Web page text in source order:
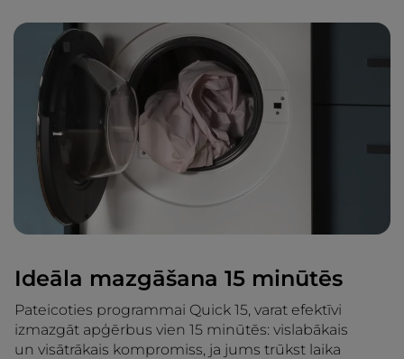
Ideāla mazgāšana 15 minūtēs
Pateicoties programmai Quick 15, varat efektīvi
izmazgāt apģērbus vien 15 minūtēs: vislabākais
un visātrākais kompromiss, ja jums trūkst laika